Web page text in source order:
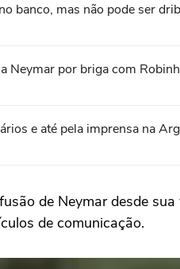
banco, mas não pode ser
por briga com
e até pela imprensa na
de Neymar desde
de comunicação.